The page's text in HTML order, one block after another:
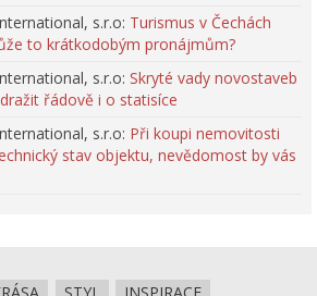
s.r.o: Turismus v Čechách
to krátkodobým pronájmům?
s.r.o: Skryté vady novostaveb
řádově i o statisíce
s.r.o: Při koupi nemovitosti
stav objektu, nevědomost by vás